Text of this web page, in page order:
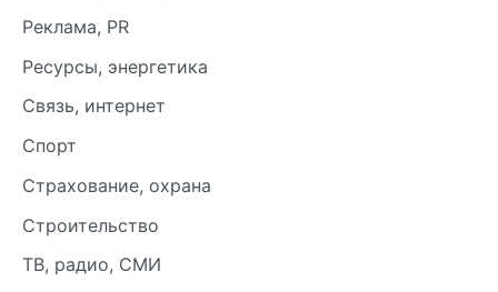
Реклама, PR
Ресурсы, энергетика
Связь, интернет
Спорт
Страхование, охрана
Строительство
ТВ, радио, СМИ